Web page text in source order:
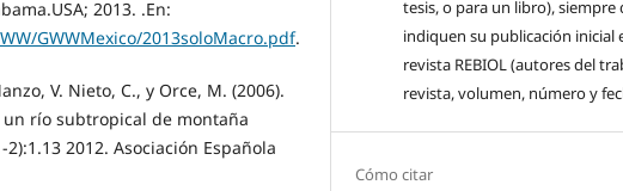
2013. .En:
GWWMexico/2013soloMacro.pdf.
V. Nieto, C., y Orce, M. (2006).
río subtropical de montaña
2012. Asociación Española
tesis, o para un libro), siempre
indiquen su publicación inicial
revista REBIOL (autores del
revista, volumen, número y
Cómo citar